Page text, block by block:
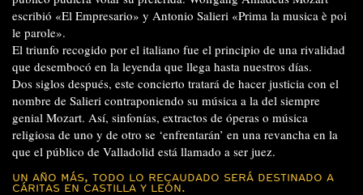
escribió «El Empresario» y Antonio Salieri «Prima la musica è poi
le parole».
El triunfo recogido por el italiano fue el principio de una rivalidad
que desembocó en la leyenda que llega hasta nuestros días.
Dos siglos después, este concierto tratará de hacer justicia con el
nombre de Salieri contraponiendo su música a la del siempre
genial Mozart. Así, sinfonías, extractos de óperas o música
religiosa de uno y de otro se ‘enfrentarán’ en una revancha en la
que el público de Valladolid está llamado a ser juez.
UN AÑO MÁS, TODO LO RECAUDADO SERÁ DESTINADO A
CÁRITAS EN CASTILLA Y LEÓN.